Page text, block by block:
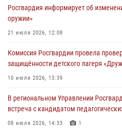
21 единицу оружия изъяли
03 августа 2026, 14:10
безопасности во время
02 августа 2026, 13:28
улицу Труда
31 июля 2026, 13:53
Росгвардия информирует об
оружии»
21 июля 2026, 12:08
Комиссия Росгвардии провела
защищённости детского лагеря
10 июля 2026, 13:39
В региональном Управлении
встреча с кандидатом
08 июля 2026, 14:33 1